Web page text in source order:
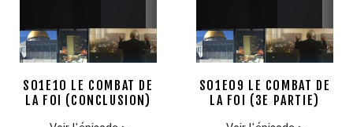
S01E10 LE COMBAT DE
LA FOI (CONCLUSION)
S01E09 LE COMBAT DE
LA FOI (3E PARTIE)